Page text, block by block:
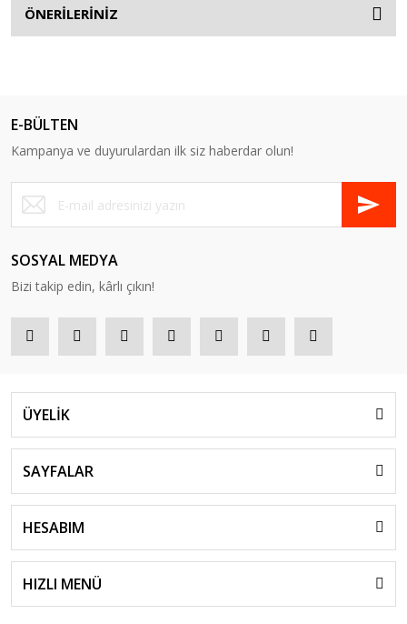
ÖNERİLERİNİZ
E-BÜLTEN
Kampanya ve duyurulardan ilk siz haberdar olun!
SOSYAL MEDYA
Bizi takip edin, kârlı çıkın!
ÜYELİK
SAYFALAR
HESABIM
HIZLI MENÜ